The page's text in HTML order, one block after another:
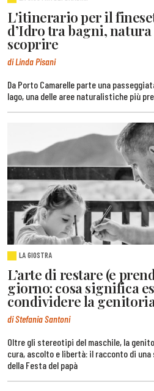
L'itinerario per il
d’Idro tra bagni,
scoprire
di Linda Pisani
Da Porto Camarelle parte una
lago, una delle aree naturalistiche più
LA GIOSTRA
L’arte di restare (e
giorno: cosa significa
condividere la
di Stefania Santoni
Oltre gli stereotipi del maschile, la
cura, ascolto e libertà: il racconto di
della Festa del papà